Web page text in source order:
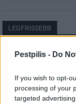
Pestpilis - Do
If you wish to opt-
processing of your
targeted
LEGFRISSEBB